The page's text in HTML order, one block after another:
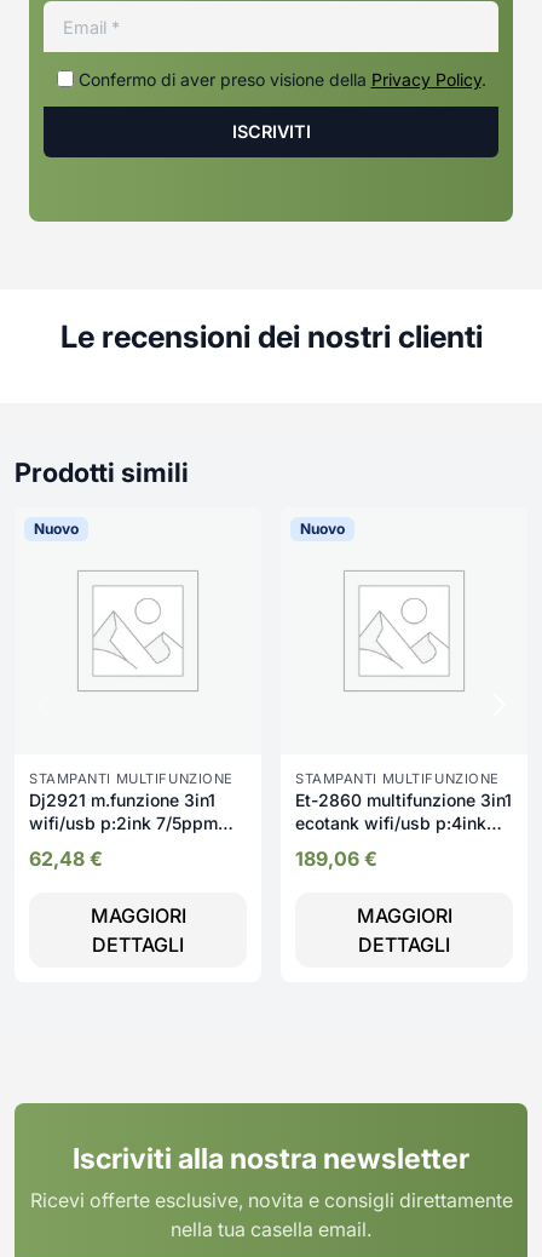
Confermo di aver preso visione della Privacy Policy.
Le recensioni dei nostri clienti
Prodotti simili
Nuovo
STAMPANTI MULTIFUNZIONE
Dj2921 m.funzione 3in1
wifi/usb p:2ink 7/5ppm
62,48 €
MAGGIORI
DETTAGLI
Nuovo
STAMPANTI MULTIFUNZIONE
Et-2860 multifunzione 3in1
ecotank wifi/usb p:4ink
189,06 €
MAGGIORI
DETTAGLI
Iscriviti alla nostra newsletter
Ricevi offerte esclusive, novita e consigli direttamente
nella tua casella email.